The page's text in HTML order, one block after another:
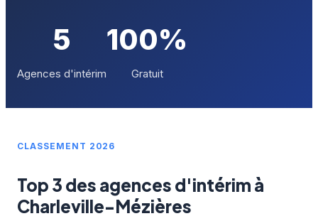
5
Agences d'intérim
100%
Gratuit
CLASSEMENT 2026
Top 3 des agences d'intérim à
Charleville-Mézières